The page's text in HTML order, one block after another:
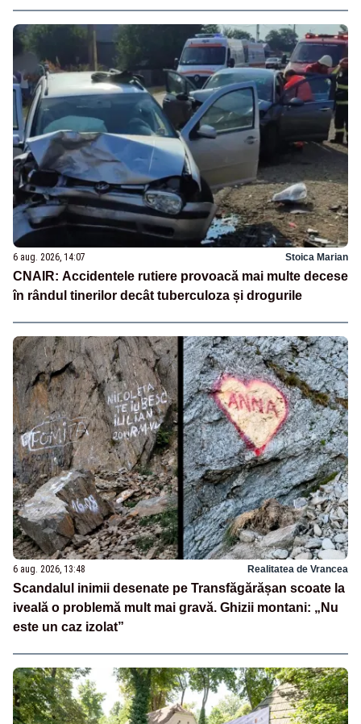
6 aug. 2026, 14:07 Stoica Marian
CNAIR: Accidentele rutiere provoacă mai multe decese
în rândul tinerilor decât tuberculoza și drogurile
6 aug. 2026, 13:48 Realitatea de Vrancea
Scandalul inimii desenate pe Transfăgărășan scoate la
iveală o problemă mult mai gravă. Ghizii montani: „Nu
este un caz izolat”